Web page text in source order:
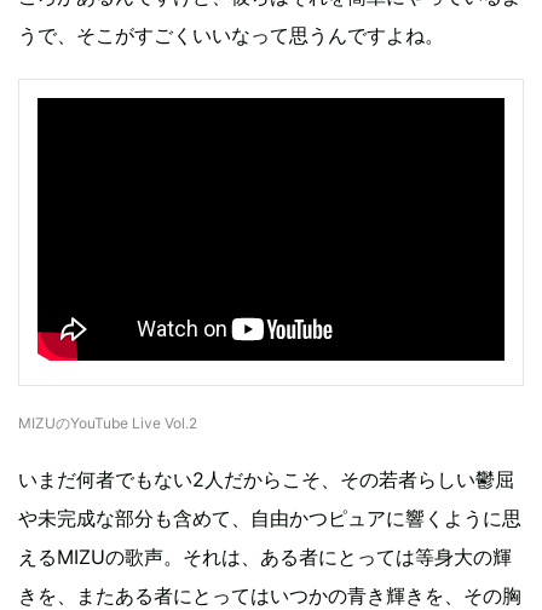
うで、そこがすごくいいなって思うんですよね。
MIZUのYouTube Live Vol.2
いまだ何者でもない2人だからこそ、その若者らしい鬱屈
や未完成な部分も含めて、自由かつピュアに響くように思
えるMIZUの歌声。それは、ある者にとっては等身大の輝
きを、またある者にとってはいつかの青き輝きを、その胸